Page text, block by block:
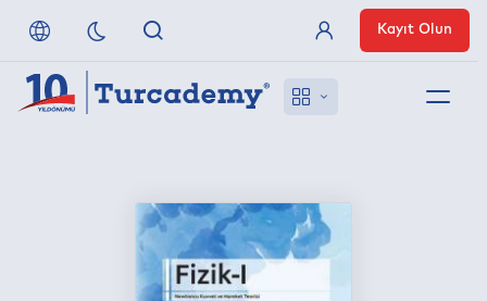
Referanslarımız
Uzaktan Erişim
Üye Girişi
Kayıt Olun